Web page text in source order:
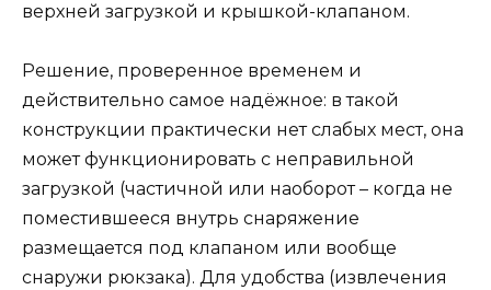
верхней загрузкой и крышкой-клапаном.
Решение, проверенное временем и
действительно самое надёжное: в такой
конструкции практически нет слабых мест, она
может функционировать с неправильной
загрузкой (частичной или наоборот – когда не
поместившееся внутрь снаряжение
размещается под клапаном или вообще
снаружи рюкзака). Для удобства (извлечения